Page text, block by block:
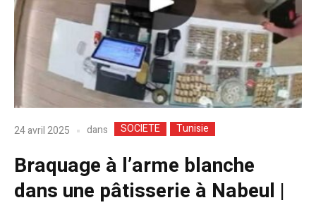
24 avril 2025 dans SOCIETE Tunisie
Braquage à l’arme blanche
dans une pâtisserie à Nabeul |